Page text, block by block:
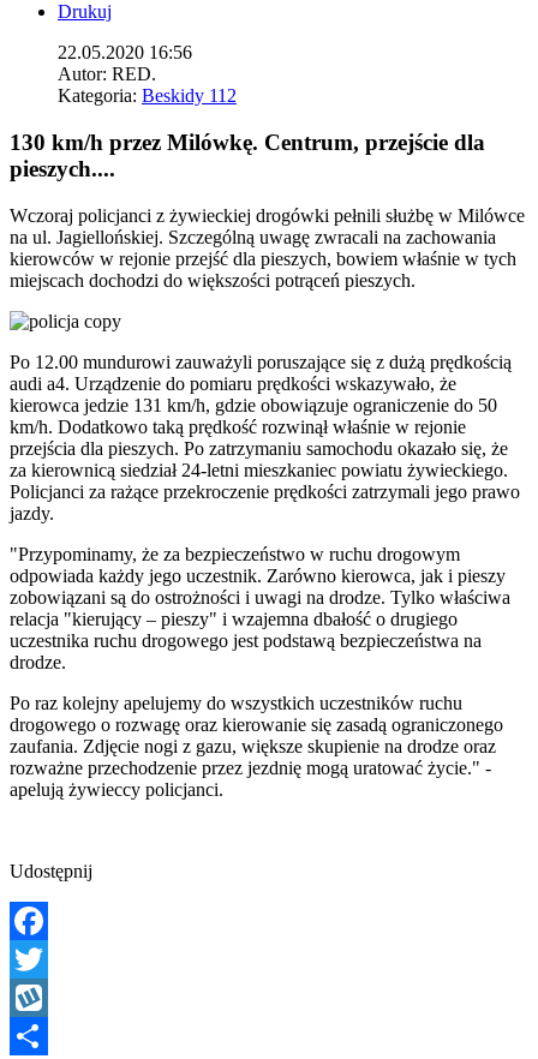
Drukuj
22.05.2020 16:56
Autor: RED.
Kategoria: Beskidy 112
130 km/h przez Milówkę. Centrum, przejście dla
pieszych....
Wczoraj policjanci z żywieckiej drogówki pełnili służbę w Milówce
na ul. Jagiellońskiej. Szczególną uwagę zwracali na zachowania
kierowców w rejonie przejść dla pieszych, bowiem właśnie w tych
miejscach dochodzi do większości potrąceń pieszych.
Po 12.00 mundurowi zauważyli poruszające się z dużą prędkością
audi a4. Urządzenie do pomiaru prędkości wskazywało, że
kierowca jedzie 131 km/h, gdzie obowiązuje ograniczenie do 50
km/h. Dodatkowo taką prędkość rozwinął właśnie w rejonie
przejścia dla pieszych. Po zatrzymaniu samochodu okazało się, że
za kierownicą siedział 24-letni mieszkaniec powiatu żywieckiego.
Policjanci za rażące przekroczenie prędkości zatrzymali jego prawo
jazdy.
"Przypominamy, że za bezpieczeństwo w ruchu drogowym
odpowiada każdy jego uczestnik. Zarówno kierowca, jak i pieszy
zobowiązani są do ostrożności i uwagi na drodze. Tylko właściwa
relacja "kierujący – pieszy" i wzajemna dbałość o drugiego
uczestnika ruchu drogowego jest podstawą bezpieczeństwa na
drodze.
Po raz kolejny apelujemy do wszystkich uczestników ruchu
drogowego o rozwagę oraz kierowanie się zasadą ograniczonego
zaufania. Zdjęcie nogi z gazu, większe skupienie na drodze oraz
rozważne przechodzenie przez jezdnię mogą uratować życie." -
apelują żywieccy policjanci.
Udostępnij
Facebook
Twitter
Wykop